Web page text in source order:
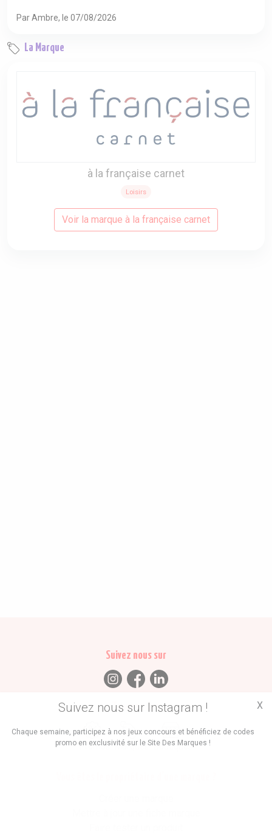
Par Ambre, le 07/08/2026
La Marque
à la française carnet
Loisirs
Voir la marque à la française carnet
Suivez nous sur Instagram !
Chaque semaine, participez à nos jeux concours et bénéficiez de codes
promo en exclusivité sur le Site Des Marques !
X
Suivez nous sur
Trouvez des
Promos Marques Boutiques